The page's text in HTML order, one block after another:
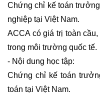
Chứng chỉ kế toán
nghiệp tại Việt Nam.
ACCA có giá trị toàn
trong môi trường quốc tế.
- Nội dung học tập:
Chứng chỉ kế toán
toán tại Việt Nam.